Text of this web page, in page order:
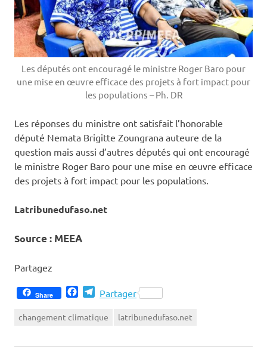
Les députés ont encouragé le ministre Roger Baro pour
une mise en œuvre efficace des projets à fort impact pour
les populations – Ph. DR
Les réponses du ministre ont satisfait l’honorable
député Nemata Brigitte Zoungrana auteure de la
question mais aussi d’autres députés qui ont encouragé
le ministre Roger Baro pour une mise en œuvre efficace
des projets à fort impact pour les populations.
Latribunedufaso.net
Source : MEEA
Partagez
Share FacebookTelegram
Partager
changement climatique latribunedufaso.net